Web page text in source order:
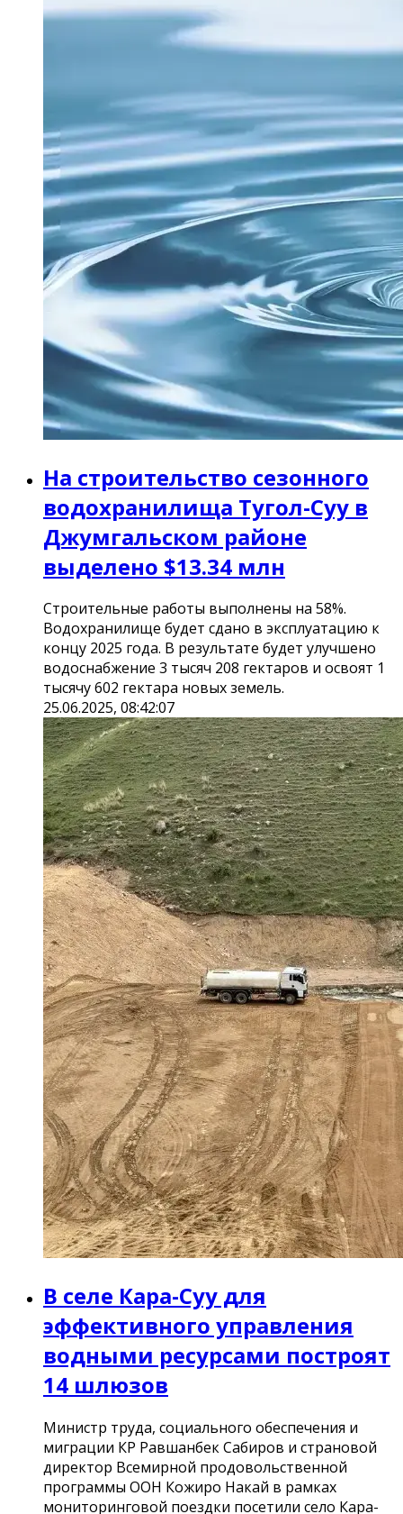
На строительство сезонного
водохранилища Тугол-Суу в
Джумгальском районе
выделено $13.34 млн
Строительные работы выполнены на 58%.
Водохранилище будет сдано в эксплуатацию к
концу 2025 года. В результате будет улучшено
водоснабжение 3 тысяч 208 гектаров и освоят 1
тысячу 602 гектара новых земель.
25.06.2025, 08:42:07
В селе Кара-Суу для
эффективного управления
водными ресурсами построят
14 шлюзов
Министр труда, социального обеспечения и
миграции КР Равшанбек Сабиров и страновой
директор Всемирной продовольственной
программы ООН Кожиро Накай в рамках
мониторинговой поездки посетили село Кара-